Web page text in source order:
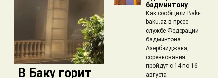
​ В Баку горит
бадминтону
Как сообщили Baki-
baku.az в пресс-
службе Федерации
бадминтона
Азербайджана,
соревнования
пройдут с 14 по 16
августа